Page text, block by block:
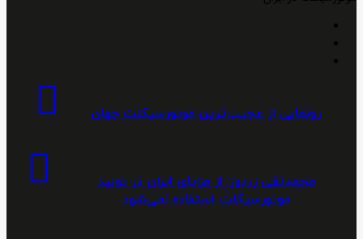
رونمایی از عجیب‌ترین موتورسیکلت جهان
محمدتقی زردوز: از مزایای ایران در تولید
موتورسیکلت استفاده نمی‌شود